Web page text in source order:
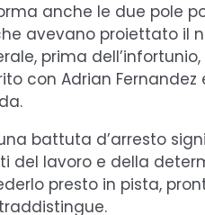
anche le due pole
avevano proiettato il
prima
con Adrian
battuta d’arresto
lavoro e della
presto in pista,